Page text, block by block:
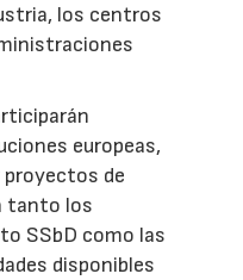
los centros
europeas,
de
tanto los
SSbD como las
disponibles